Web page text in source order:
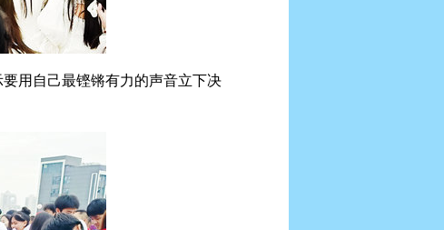
用自己最铿锵有力的声音立下决